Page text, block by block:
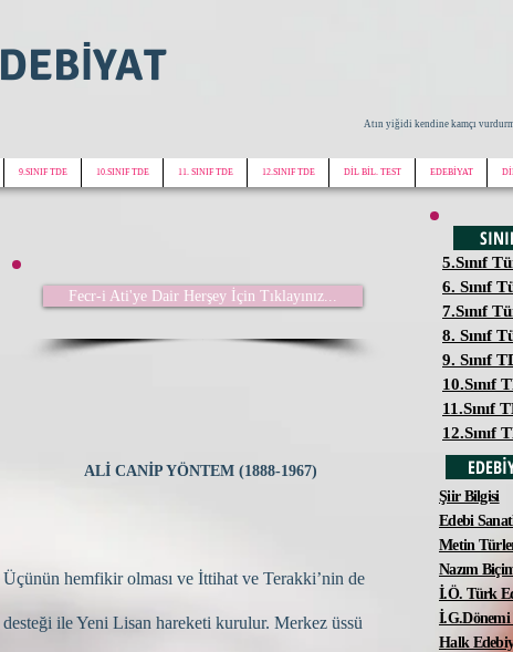
Atın yiğidi kendine kamçı
9.SINIF TDE 10.SINIF TDE 11. SINIF TDE 12.SINIF TDE DİL BİL. TEST EDEBİYAT
Fecr-i Ati'ye Dair Herşey İçin Tıklayınız...
ALİ CANİP YÖNTEM (1888-1967)
Üçünün hemfikir olması ve İttihat ve Terakki’nin de
desteği ile Yeni Lisan hareketi kurulur. Merkez üssü
5.Sınıf
6. Sınıf
7.Sınıf
8. Sınıf
9. Sınıf
10.Sınıf
11.Sınıf
12.Sınıf
Şiir Bilgisi
Edebi
Metin
Nazım
İ.Ö. Türk
İ.G.Dönemi
Halk